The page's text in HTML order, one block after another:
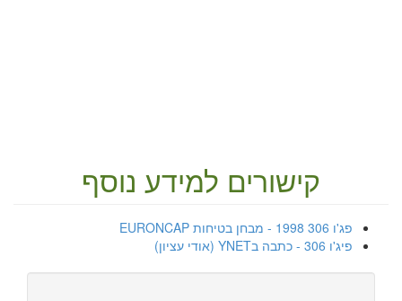
קישורים למידע נוסף
פג'ו 306 1998 - מבחן בטיחות EURONCAP
פיג'ו 306 - כתבה בYNET (אודי עציון)